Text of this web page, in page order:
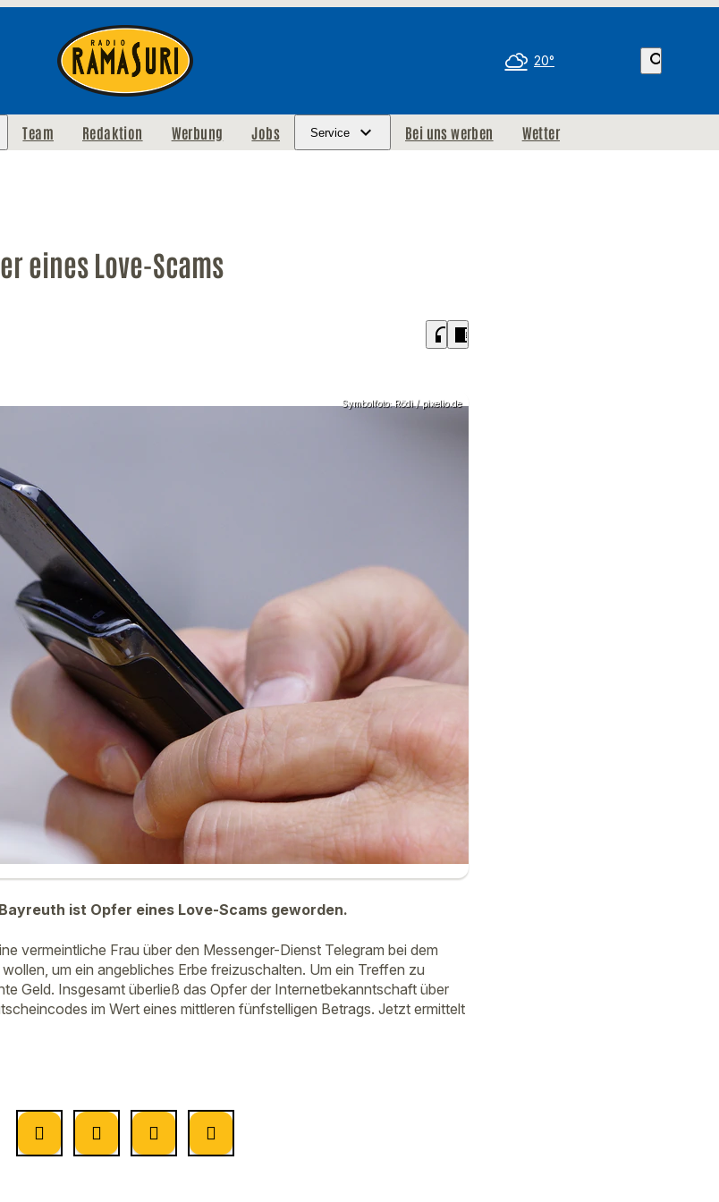
20° search
Team Redaktion Werbung Jobs Service Bei uns werben Wetter
eines Love-Scams
headphones chrome_reader_mode
Symbolfoto: Rödi / pixelio.de
ist Opfer eines Love-Scams geworden.
vermeintliche Frau über den Messenger-Dienst Telegram bei dem
um ein angebliches Erbe freizuschalten. Um ein Treffen zu
Geld. Insgesamt überließ das Opfer der Internetbekanntschaft über
im Wert eines mittleren fünfstelligen Betrags. Jetzt ermittelt